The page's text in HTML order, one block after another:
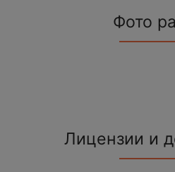
Фото
Лицензии и